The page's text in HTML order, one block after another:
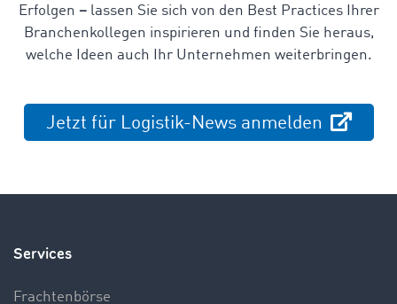
Erfolgen –lassen Sie sich von den Best Practices Ihrer
Branchenkollegen inspirieren und finden Sie heraus,
welche Ideen auch Ihr Unternehmen weiterbringen.
Jetzt für Logistik-News anmelden
Services
Frachtenbörse